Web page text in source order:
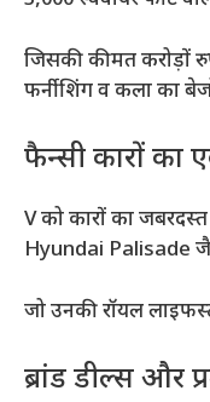
जिसकी कीमत करोड़ों
फर्नीशिंग व कला का
फैन्सी कारों
V को कारों का
Hyundai Palisade
जो उनकी रॉयल
ब्रांड डील्स और